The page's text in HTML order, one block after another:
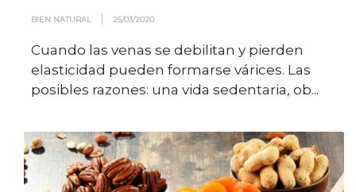
BIEN NATURAL | 25/03/2020
Cuando las venas se debilitan y pierden
elasticidad pueden formarse várices. Las
posibles razones: una vida sedentaria, ob...